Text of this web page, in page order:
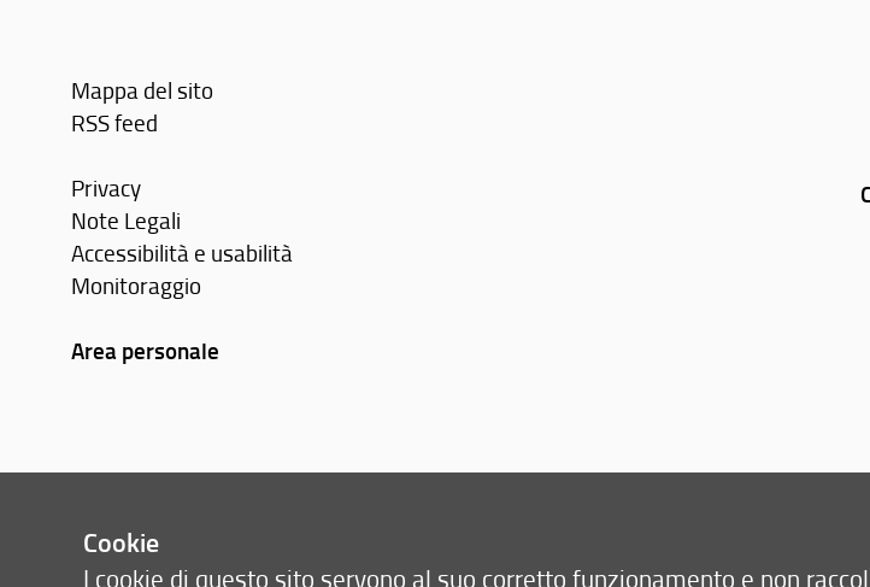
Mappa del sito
RSS feed
Privacy
Note Legali
Accessibilità e usabilità
Monitoraggio
Area personale
Cookie
I cookie di questo sito servono al suo corretto funzionamento e non